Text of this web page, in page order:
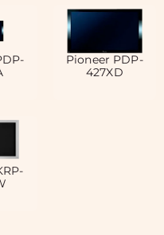
Pioneer PDP-
427XD